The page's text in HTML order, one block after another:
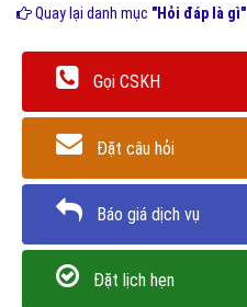
Quay lại danh mục "Hỏi đáp là gì"
Gọi CSKH
Đặt câu hỏi
Báo giá dịch vụ
Đặt lịch hẹn